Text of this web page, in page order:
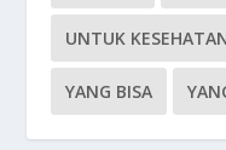
UNTUK
YANG BISA